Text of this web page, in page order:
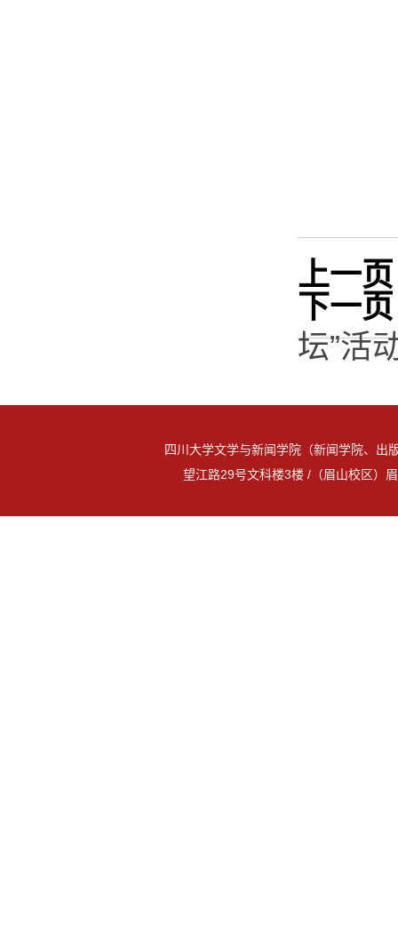
上一
下一
坛”活
四川大学文学与新闻学院（新闻学院、
望江路29号文科楼3楼 /（眉山校区